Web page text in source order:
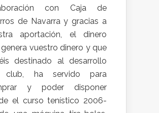
con Caja de
de Navarra y gracias a
aportación, el dinero
vuestro dinero y que
destinado al desarrollo
club, ha servido para
y poder disponer
el curso tenístico 2006-